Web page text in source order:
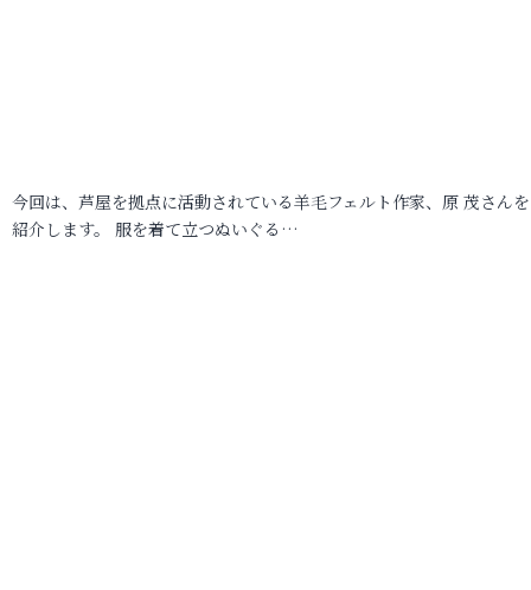
今回は、芦屋を拠点に活動されている羊毛フェルト作家、原 茂さん
紹介します。 服を着て立つぬいぐる…